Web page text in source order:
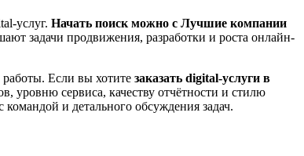
услуг. Начать поиск можно с Лучшие компании
задачи продвижения, разработки и роста онлайн-
Если вы хотите заказать digital-услуги в
уровню сервиса, качеству отчётности и стилю
и детального обсуждения задач.